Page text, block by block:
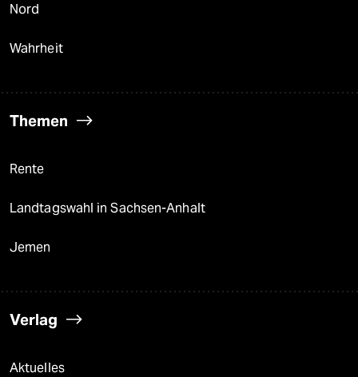
Nord
Wahrheit
Themen
Rente
Landtagswahl in Sachsen-Anhalt
Jemen
Verlag
Aktuelles